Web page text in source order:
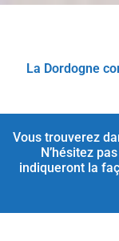
La Dordogne
Vous trouverez
N’hésitez
indiqueront la